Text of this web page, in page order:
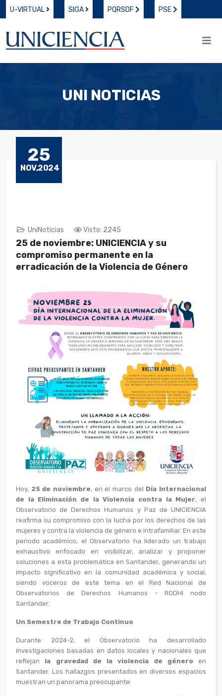
U-VIRTUAL SIGA PQRSDF PSE
UNI NOTICIAS
25
NOV,2024
UniNoticias Visto: 2245
25 de noviembre: UNICIENCIA y su
compromiso permanente en la
erradicación de la Violencia de Género
Hoy, 25 de noviembre, en el marco del Día Internacional
de la Eliminación de la Violencia contra la Mujer, el
Observatorio de Derechos Humanos y Paz de UNICIENCIA
reafirma su compromiso con la lucha por los derechos de las
mujeres y contra la violencia de género e intrafamiliar. En este
periodo académico, el Observatorio ha liderado un trabajo
exhaustivo enfocado en visibilizar, analizar y proponer
soluciones a esta problemática en Santander, generando un
impacto significativo en la comunidad académica y social,
siendo voceros de este tema en el Red Nacional de
Observatorios de Derechos Humanos - RODHI nodo
Santander.
Un Semestre de Trabajo Continuo
Durante 2024-2, el Observatorio ha desarrollado
investigaciones basadas en datos locales y nacionales que
reflejan la gravedad de la violencia de género en
Santander. Los hallazgos presentados en diversos espacios
muestran un panorama preocupante: